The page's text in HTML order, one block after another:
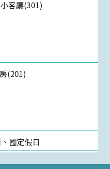
客廳(301)
(201)
國定假日